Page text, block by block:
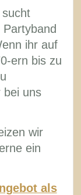
Partyband
ihr auf
ern bis zu
bei uns
wir
ein
als